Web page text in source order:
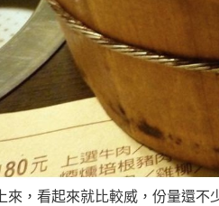
來，看起來就比較威，份量還不